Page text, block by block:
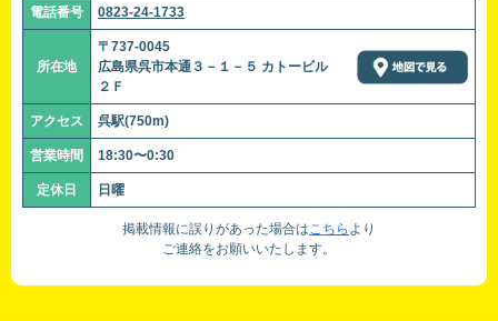
電話番号 0823-24-1733
所在地
〒737-0045
広島県呉市本通３－１－５ カトービル
２Ｆ
アクセス 呉駅(750m)
営業時間 18:30〜0:30
定休日 日曜
掲載情報に誤りがあった場合はこちら より
ご連絡をお願いいたします。